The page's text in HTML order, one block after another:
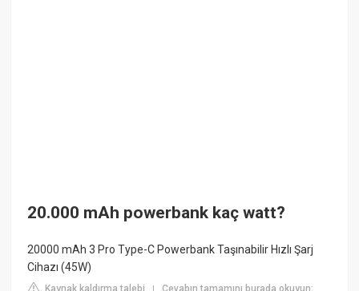
20.000 mAh powerbank kaç watt?
20000 mAh 3 Pro Type-C Powerbank Taşınabilir Hızlı Şarj
Cihazı (45W)
Kaynak kaldırma talebi |Cevabın tamamını burada okuyun: